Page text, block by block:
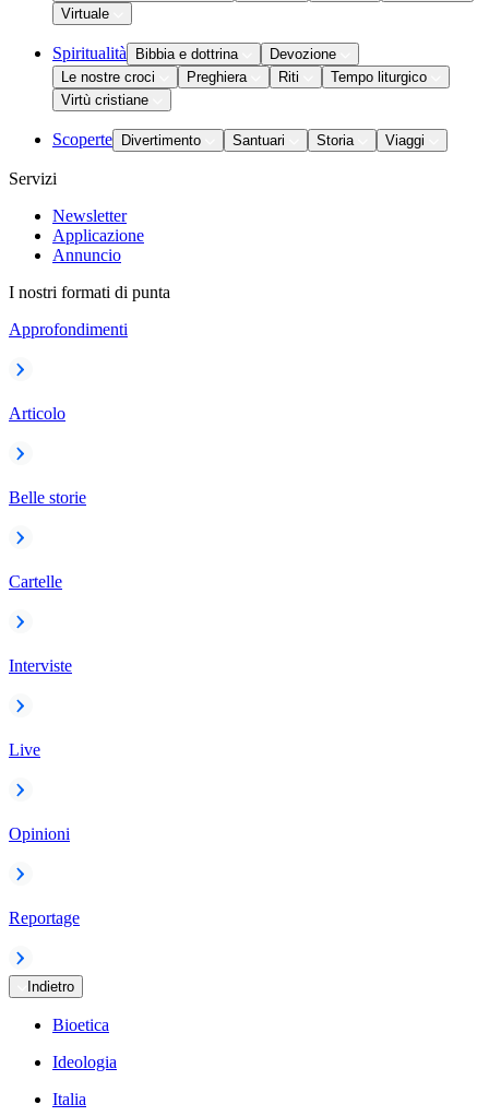
Virtuale
Spiritualità Bibbia e dottrina
Devozione
Le nostre croci
Preghiera Riti
Tempo liturgico
Virtù cristiane
Scoperte Divertimento Santuari Storia Viaggi
Servizi
Newsletter
Applicazione
Annuncio
I nostri formati di punta
Approfondimenti
Articolo
Belle storie
Cartelle
Interviste
Live
Opinioni
Reportage
Indietro
Bioetica
Ideologia
Italia